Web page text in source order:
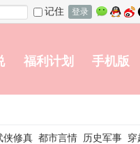
记住 登录
福利计划 手机版
侠修真 都市言情 历史军事 穿